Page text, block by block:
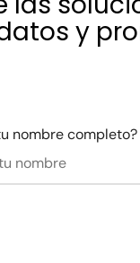
y
nombre completo?